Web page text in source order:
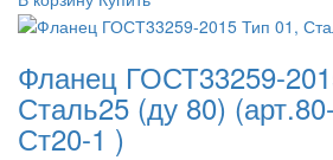
Фланец ГОСТ33259-
Сталь25 (ду 80)
Ст20-1 )